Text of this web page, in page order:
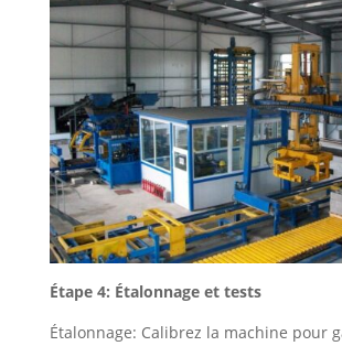
Étape 4: Étalonnage et tests
Étalonnage: Calibrez la machine pour